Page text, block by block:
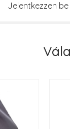
Jelentkezzen